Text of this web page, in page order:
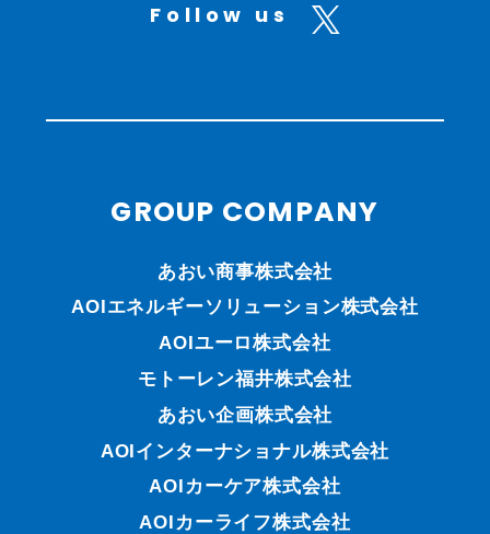
Follow us
GROUP COMPANY
あおい商事株式会社
AOIエネルギーソリューション株式会社
AOIユーロ株式会社
モトーレン福井株式会社
あおい企画株式会社
AOIインターナショナル株式会社
AOIカーケア株式会社
AOIカーライフ株式会社